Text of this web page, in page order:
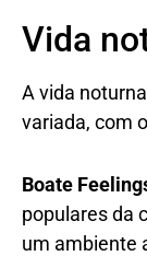
Vida
A vida
variada, com
Boate
populares da
um ambiente